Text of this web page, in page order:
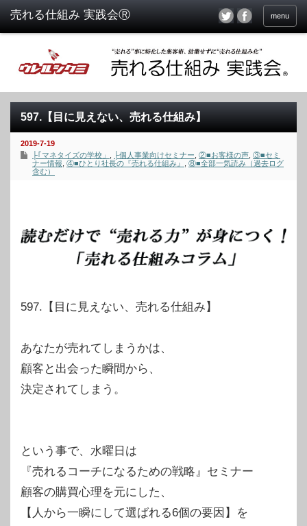
menu
597.【目に見えない、売れる仕組み】
2019-7-19
├｢マネタイズの学校」
├個人事業向けセミナー ②■お客様の声 ③■セミ
ナー情報 ④■ひとり社長の『売れる仕組み』
⑧■全部一気読み（過去ログ
含む）
597.【目に見えない、売れる仕組み】
あなたが売れてしまうかは、
顧客と出会った瞬間から、
決定されてしまう。
という事で、水曜日は
『売れるコーチになるための戦略』セミナー
顧客の購買心理を元にした、
【人から一瞬にして選ばれる6個の要因】を